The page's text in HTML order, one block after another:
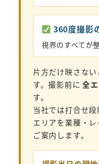
360度撮影
視界のすべてが
片方だけ映さな
す。撮影前に全
す。
当社では打合せ
エリアを業種・
ご案内します。